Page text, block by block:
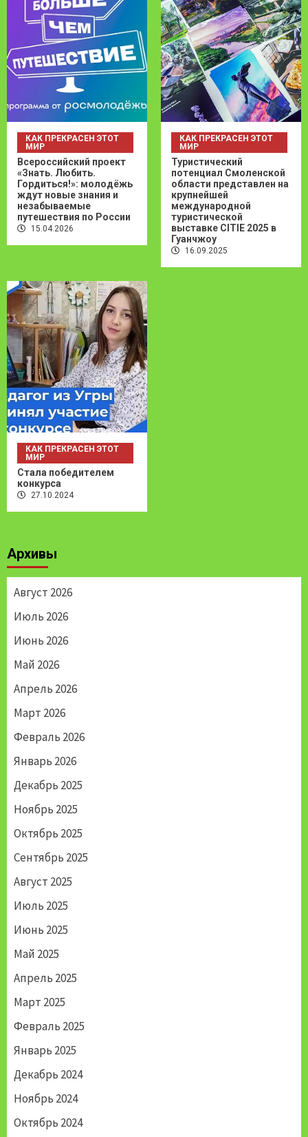
КАК ПРЕКРАСЕН ЭТОТ
МИР
Всероссийский проект
«Знать. Любить.
Гордиться!»: молодёжь
ждут новые знания и
незабываемые
путешествия по России
15.04.2026
КАК ПРЕКРАСЕН ЭТОТ
МИР
Туристический
потенциал Смоленской
области представлен на
крупнейшей
международной
туристической
выставке CITIE 2025 в
Гуанчжоу
16.09.2025
КАК ПРЕКРАСЕН ЭТОТ
МИР
Стала победителем
конкурса
27.10.2024
Архивы
Август 2026
Июль 2026
Июнь 2026
Май 2026
Апрель 2026
Март 2026
Февраль 2026
Январь 2026
Декабрь 2025
Ноябрь 2025
Октябрь 2025
Сентябрь 2025
Август 2025
Июль 2025
Июнь 2025
Май 2025
Апрель 2025
Март 2025
Февраль 2025
Январь 2025
Декабрь 2024
Ноябрь 2024
Октябрь 2024